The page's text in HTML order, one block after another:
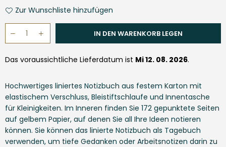
Zur Wunschliste hinzufügen
IN DEN WARENKORB LEGEN
Das voraussichtliche Lieferdatum ist Mi 12. 08. 2026.
Hochwertiges liniertes Notizbuch aus festem Karton mit
elastischem Verschluss, Bleistiftschlaufe und Innentasche
für Kleinigkeiten. Im Inneren finden Sie 172 gepunktete Seiten
auf gelbem Papier, auf denen Sie all Ihre Ideen notieren
können. Sie können das linierte Notizbuch als Tagebuch
verwenden, um tiefe Gedanken oder Arbeitsnotizen darin zu